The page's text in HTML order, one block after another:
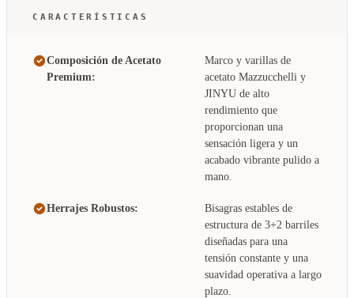
CARACTERÍSTICAS
Composición de Acetato
Premium:
Marco y varillas de
acetato Mazzucchelli y
JINYU de alto
rendimiento que
proporcionan una
sensación ligera y un
acabado vibrante pulido a
mano.
Herrajes Robustos:
Bisagras estables de
estructura de 3+2 barriles
diseñadas para una
tensión constante y una
suavidad operativa a largo
plazo.